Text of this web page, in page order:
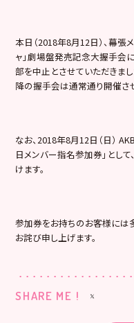
本日（2018年8月12日）、幕張
ャ」劇場盤発売記念大握手会
部を中止とさせていただきま
降の握手会は通常通り開催さ
なお、2018年8月12日（日）
日メンバー指名参加券」として
けます。
参加券をお持ちのお客様には
お詫び申し上げます。
SHARE ME !